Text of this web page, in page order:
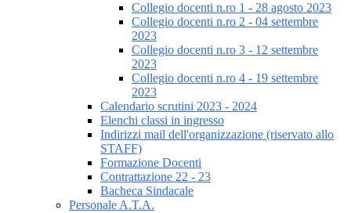
Collegio docenti n.ro 1 - 28 agosto 2023
Collegio docenti n.ro 2 - 04 settembre
2023
Collegio docenti n.ro 3 - 12 settembre
2023
Collegio docenti n.ro 4 - 19 settembre
2023
Calendario scrutini 2023 - 2024
Elenchi classi in ingresso
Indirizzi mail dell'organizzazione (riservato allo
STAFF)
Formazione Docenti
Contrattazione 22 - 23
Bacheca Sindacale
Personale A.T.A.